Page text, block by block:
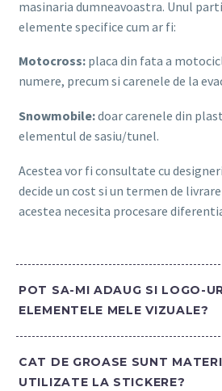
masinaria dumneavoastra. Unul
elemente specifice cum ar fi:
Motocross: placa din fata a
numere, precum si carenele de la
Snowmobile:doar carenele din
elementul de sasiu/tunel.
Acestea vor fi consultate cu
decide un cost si un termen de
acestea necesita procesare
POT SA-MI ADAUG SI LOGO-
ELEMENTELE MELE VIZUALE?
CAT DE GROASE SUNT
UTILIZATE LA STICKERE?